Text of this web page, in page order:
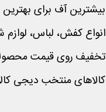
بیشترین آف برای
انواع کفش، لباس،
تخفیف روی قیمت
کالاهای منتخب دیجی